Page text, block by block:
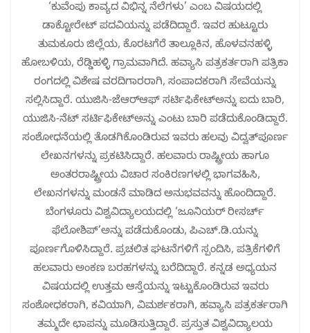
‘ಕುವೆಂಪು ಕಾವ್ಯದ ವಿಭಿನ್ನ ನೆಲೆಗಳು’ ಎಂಬ ವಿಷಯದಲ್ಲಿ
ಡಾಕ್ಟೋರೇಟ್ ಪದವಿಯನ್ನು ಪಡೆದಿದ್ದಾರೆ. ಇವರ ಹುಟ್ಟೂರು
ತುಮಕೂರು ಜಿಲ್ಲೆಯ, ಕೊರಟಗೆರೆ ತಾಲ್ಲೂಕಿನ, ಹೊಳವನಹಳ್ಳಿ
ಹೋಬಳಿಯ, ರೆಡ್ಡಿಹಳ್ಳಿ ಗ್ರಾಮವಾಗಿದೆ. ಹವ್ಯಾಸಿ ಪತ್ರಕರ್ತರಾಗಿ ಪತ್ರಿಕಾ
ರಂಗದಲ್ಲಿ ವಿಶೇಷ ವರದಿಗಾರರಾಗಿ, ಸಂಪಾದಕರಾಗಿ ಸೇವೆಯನ್ನು
ಸಲ್ಲಿಸಿದ್ದಾರೆ. ಯುಜಿಸಿ-ಜೆಆರ್‌ಆಫ್ ಸರ್ಟಿಫಿಕೇಟ್‌ಅನ್ನು ಐದು ಬಾರಿ,
ಯುಜಿಸಿ-ನೆಟ್ ಸರ್ಟಿಫಿಕೇಟ್‌ಅನ್ನು ಎಂಟು ಬಾರಿ ಪಡೆದುಕೊಂಡಿದ್ದಾರೆ.
ಸಂಶೋಧನೆಯಲ್ಲಿ ತೊಡಗಿಕೊಂಡಿರುವ ಇವರು ಹಲವು ವಿದ್ವತ್‌ಪೂರ್ಣ
ಲೇಖನಗಳನ್ನು ಪ್ರಕಟಿಸಿದ್ದಾರೆ. ಹಲವಾರು ರಾಷ್ಟ್ರೀಯ ಹಾಗೂ
ಅಂತರರಾಷ್ಟ್ರೀಯ ವಿಚಾರ ಸಂಕಿರಣಗಳಲ್ಲಿ ಭಾಗವಹಿಸಿ,
ಲೇಖನಗಳನ್ನು ಮಂಡನೆ ಮಾಡಿದ ಅನುಭವವನ್ನು ಹೊಂದಿದ್ದಾರೆ.
ಬೆಂಗಳೂರು ವಿಶ್ವವಿದ್ಯಾಲಯದಲ್ಲಿ ‘ಜೂನಿಯರ್ ರೀಸರ್ಚ್
ಫೆಲೋಶಿಪ್’ಅನ್ನು ಪಡೆದುಕೊಂಡು, ಪಿಎಚ್.ಡಿ.ಯನ್ನು
ಪೂರ್ಣಗೊಳಿಸಿದ್ದಾರೆ. ಪ್ರಚಲಿತ ಘಟನೆಗಳಿಗೆ ಸ್ಪಂದಿಸಿ, ಪತ್ರಿಕೆಗಳಿಗೆ
ಹಲವಾರು ಅಂಕಣ ಬರಹಗಳನ್ನು ಬರೆದಿದ್ದಾರೆ. ಕನ್ನಡ ಅಧ್ಯಯನ
ವಿಷಯದಲ್ಲಿ ಉತ್ತಮ ಆಸ್ತೆಯನ್ನು ಇಟ್ಟುಕೊಂಡಿರುವ ಇವರು
ಸಂಶೋಧಕರಾಗಿ, ಕವಿಯಾಗಿ, ವಿಮರ್ಶಕರಾಗಿ, ಹವ್ಯಾಸಿ ಪತ್ರಕರ್ತರಾಗಿ
ತಮ್ಮದೇ ಛಾಪನ್ನು ಮೂಡಿಸುತ್ತಿದ್ದಾರೆ. ಪ್ರಸ್ತುತ ವಿಶ್ವವಿದ್ಯಾಲಯ